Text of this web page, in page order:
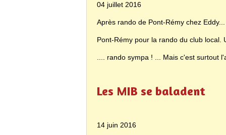
04 juillet 2016
Après rando de Pont-Rémy chez
Pont-Rémy pour la rando du club local.
.... rando sympa ! ... Mais c'est surtout
Les MIB se baladent
14 juin 2016